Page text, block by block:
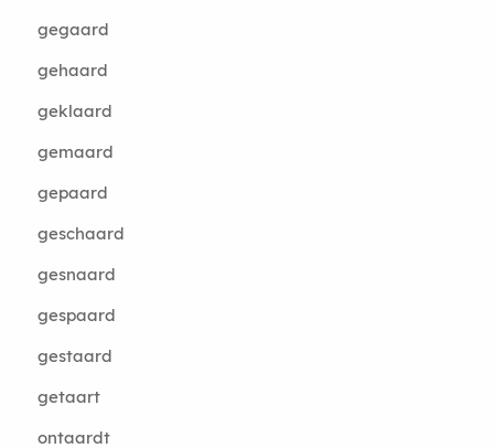
gegaard
gehaard
geklaard
gemaard
gepaard
geschaard
gesnaard
gespaard
gestaard
getaart
ontaardt